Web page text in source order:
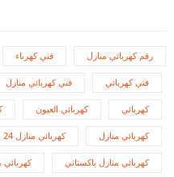
رقم كهربائي منازل فني كهرباء
فني كهربائي فني كهربائي منازل
كهربائي كهربائي العيون
كهربائي منازل كهربائي منازل 24
كهربائي منازل باكستاني